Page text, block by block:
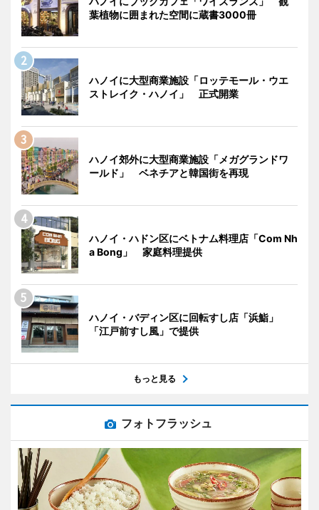
葉植物に囲まれた空間に蔵書3000冊
ハノイに大型商業施設「ロッテモール・ウエ
ストレイク・ハノイ」 正式開業
ハノイ郊外に大型商業施設「メガグランドワ
ールド」 ベネチアと韓国街を再現
ハノイ・ハドン区にベトナム料理店「Com Nh
a Bong」 家庭料理提供
ハノイ・バディン区に回転すし店「浜鮨」
「江戸前すし風」で提供
もっと見る
フォトフラッシュ